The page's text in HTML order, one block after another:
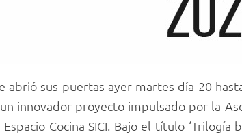
abrió sus puertas ayer martes día 20
innovador proyecto impulsado por la
Cocina SICI. Bajo el título ‘Trilogía